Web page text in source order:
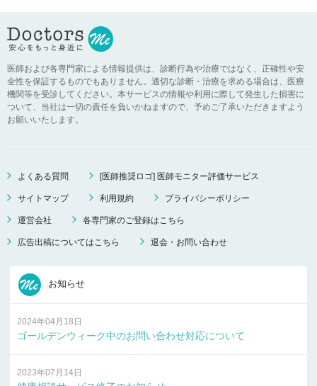
医師および各専門家による情報提供は、診断行為や治療ではなく、正確性や安
全性を保証するものでもありません。適切な診断・治療を求める場合は、医療
機関等を受診してください。本サービスの情報や利用に際して発生した損害に
ついて、当社は一切の責任を負いかねますので、予めご了承いただきますよう
お願いいたします。
よくある質問 [医師推奨ロゴ] 医師モニター評価サービス
サイトマップ 利用規約 プライバシーポリシー
運営会社 各専門家のご登録はこちら
広告出稿についてはこちら 退会・お問い合わせ
お知らせ
2024年04月18日
ゴールデンウィーク中のお問い合わせ対応について
2023年07月14日